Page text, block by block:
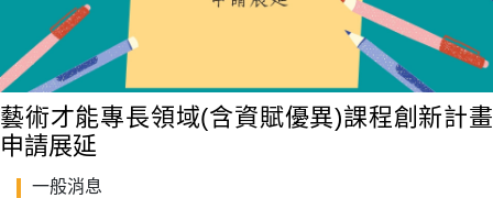
藝術才能專長領域(含資賦優異)課程創新計畫
申請展延
一般消息